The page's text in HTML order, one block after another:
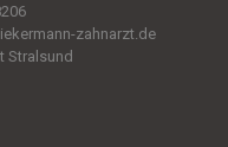
zahnarzt.de
Stralsund